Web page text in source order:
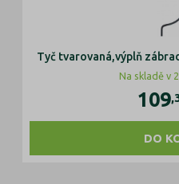
Tyč tvarovaná,výplň
Na skladě v
109
DO